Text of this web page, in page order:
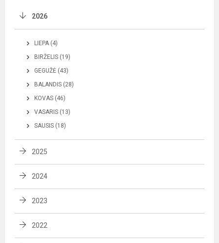
2026
LIEPA (4)
BIRŽELIS (19)
GEGUŽĖ (43)
BALANDIS (28)
KOVAS (46)
VASARIS (13)
SAUSIS (18)
2025
2024
2023
2022